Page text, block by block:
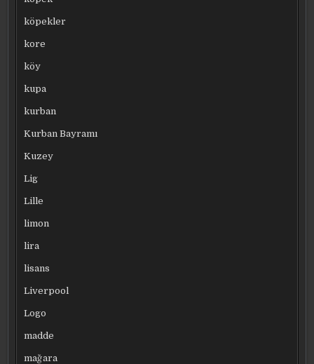
köpekler
kore
köy
kupa
kurban
Kurban Bayramı
Kuzey
Lig
Lille
limon
lira
lisans
Liverpool
Logo
madde
mağara